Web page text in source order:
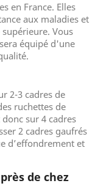
en France. Elles
aux maladies et
Vous
équipé d'une
2-3 cadres de
ruchettes de
sur 4 cadres
2 cadres gaufrés
d’effondrement et
de chez